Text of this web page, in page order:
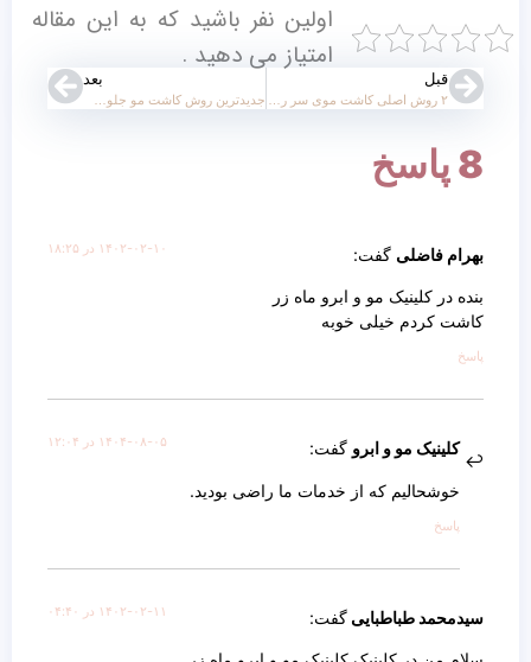
اولین نفر باشید که به این مقاله
امتیاز می دهید .
قبل بعد
8 پاسخ
بهرام فاضلی گفت: ۱۴۰۲-۰۲-۱۰ در ۱۸:۲۵
بنده در کلینیک مو و ابرو ماه زر
کاشت کردم خیلی خوبه
پاسخ
کلینیک مو و ابرو گفت: ۱۴۰۴-۰۸-۰۵ در ۱۲:۰۴
خوشحالیم که از خدمات ما راضی بودید.
پاسخ
سیدمحمد طباطبایی گفت: ۱۴۰۲-۰۲-۱۱ در ۰۴:۴۰